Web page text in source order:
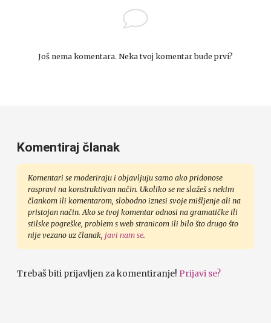
Još nema komentara. Neka tvoj komentar bude prvi?
Komentiraj članak
Komentari se moderiraju i objavljuju samo ako pridonose
raspravi na konstruktivan način. Ukoliko se ne slažeš s nekim
člankom ili komentarom, slobodno iznesi svoje mišljenje ali na
pristojan način. Ako se tvoj komentar odnosi na gramatičke ili
stilske pogreške, problem s web stranicom ili bilo što drugo što
nije vezano uz članak, javi nam se.
Trebaš biti prijavljen za komentiranje! Prijavi se?